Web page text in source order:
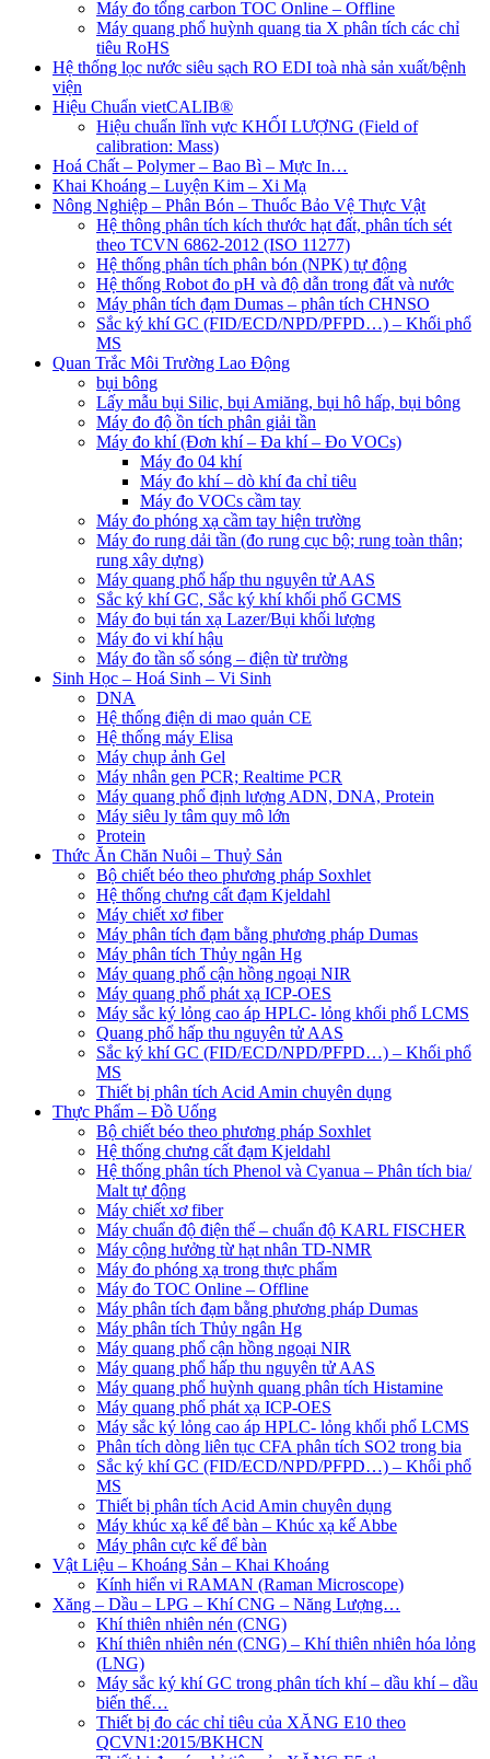
Máy đo tổng carbon TOC Online – Offline
Máy quang phổ huỳnh quang tia X phân tích các chỉ
tiêu RoHS
Hệ thống lọc nước siêu sạch RO EDI​​ toà nhà sản xuất/bệnh
viện
Hiệu Chuẩn vietCALIB®
Hiệu chuẩn lĩnh vực KHỐI LƯỢNG (Field of
calibration: Mass)
Hoá Chất – Polymer – Bao Bì – Mực In…
Khai Khoáng – Luyện Kim – Xi Mạ
Nông Nghiệp – Phân Bón – Thuốc Bảo Vệ Thực Vật
Hệ thông phân tích kích thước hạt đất, phân tích sét
theo TCVN 6862-2012 (ISO 11277)
Hệ thống phân tích phân bón (NPK) tự động
Hệ thống Robot đo pH và độ dẫn trong đất và nước
Máy phân tích đạm Dumas – phân tích CHNSO
Sắc ký khí GC (FID/ECD/NPD/PFPD…) – Khối phổ
MS
Quan Trắc Môi Trường Lao Động
bụi bông
Lấy mẫu bụi Silic, bụi Amiăng, bụi hô hấp, bụi bông
Máy đo độ ồn tích phân giải tần
Máy đo khí (Đơn khí – Đa khí – Đo VOCs)
Máy đo 04 khí
Máy đo khí – dò khí đa chỉ tiêu
Máy đo VOCs cầm tay
Máy đo phóng xạ cầm tay hiện trường
Máy đo rung dải tần (đo rung cục bộ; rung toàn thân;
rung xây dựng)
Máy quang phổ hấp thu nguyên tử AAS
Sắc ký khí GC, Sắc ký khí khối phổ GCMS
Máy đo bụi tán xạ Lazer/Bụi khối lượng
Máy đo vi khí hậu
Máy đo tần số sóng – điện từ trường
Sinh Học – Hoá Sinh – Vi Sinh
DNA
Hệ thống điện di mao quản CE
Hệ thống máy Elisa
Máy chụp ảnh Gel
Máy nhân gen PCR; Realtime PCR
Máy quang phổ định lượng ADN, DNA, Protein
Máy siêu ly tâm quy mô lớn
Protein
Thức Ăn Chăn Nuôi – Thuỷ Sản
Bộ chiết béo theo phương pháp Soxhlet
Hệ thống chưng cất đạm Kjeldahl
Máy chiết xơ fiber
Máy phân tích đạm bằng phương pháp Dumas
Máy phân tích Thủy ngân Hg
Máy quang phổ cận hồng ngoại NIR
Máy quang phổ phát xạ ICP-OES
Máy sắc ký lỏng cao áp HPLC- lỏng khối phổ LCMS
Quang phổ hấp thu nguyên tử AAS
Sắc ký khí GC (FID/ECD/NPD/PFPD…) – Khối phổ
MS
Thiết bị phân tích Acid Amin chuyên dụng
Thực Phẩm – Đồ Uống
Bộ chiết béo theo phương pháp Soxhlet
Hệ thống chưng cất đạm Kjeldahl
Hệ thống phân tích Phenol và Cyanua – Phân tích bia/
Malt tự động
Máy chiết xơ fiber
Máy chuẩn độ điện thế – chuẩn độ KARL FISCHER
Máy cộng hưởng từ hạt nhân TD-NMR
Máy đo phóng xạ trong thực phẩm
Máy đo TOC Online – Offline
Máy phân tích đạm bằng phương pháp Dumas
Máy phân tích Thủy ngân Hg
Máy quang phổ cận hồng ngoại NIR
Máy quang phổ hấp thu nguyên tử AAS
Máy quang phổ huỳnh quang phân tích Histamine
Máy quang phổ phát xạ ICP-OES
Máy sắc ký lỏng cao áp HPLC- lỏng khối phổ LCMS
Phân tích dòng liên tục CFA phân tích SO2 trong bia
Sắc ký khí GC (FID/ECD/NPD/PFPD…) – Khối phổ
MS
Thiết bị phân tích Acid Amin chuyên dụng
Máy khúc xạ kế để bàn – Khúc xạ kế Abbe
Máy phân cực kế để bàn
Vật Liệu – Khoáng Sản – Khai Khoáng
Kính hiển vi RAMAN (Raman Microscope)
Xăng – Dầu – LPG – Khí CNG – Năng Lượng…
Khí thiên nhiên nén (CNG)
Khí thiên nhiên nén (CNG) – Khí thiên nhiên hóa lỏng
(LNG)
Máy sắc ký khí GC trong phân tích khí – dầu khí – dầu
biến thế…
Thiết bị đo các chỉ tiêu của XĂNG E10 theo
QCVN1:2015/BKHCN